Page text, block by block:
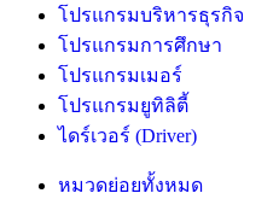
โปรแกรมบริหารธุรกิจ
โปรแกรมการศึกษา
โปรแกรมเมอร์
โปรแกรมยูทิลิตี้
ไดร์เวอร์ (Driver)
หมวดย่อยทั้งหมด